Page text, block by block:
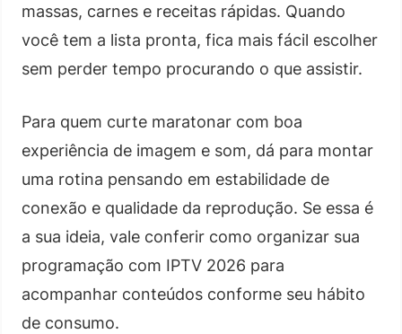
massas, carnes e receitas rápidas. Quando
você tem a lista pronta, fica mais fácil escolher
sem perder tempo procurando o que assistir.
Para quem curte maratonar com boa
experiência de imagem e som, dá para montar
uma rotina pensando em estabilidade de
conexão e qualidade da reprodução. Se essa é
a sua ideia, vale conferir como organizar sua
programação com IPTV 2026 para
acompanhar conteúdos conforme seu hábito
de consumo.